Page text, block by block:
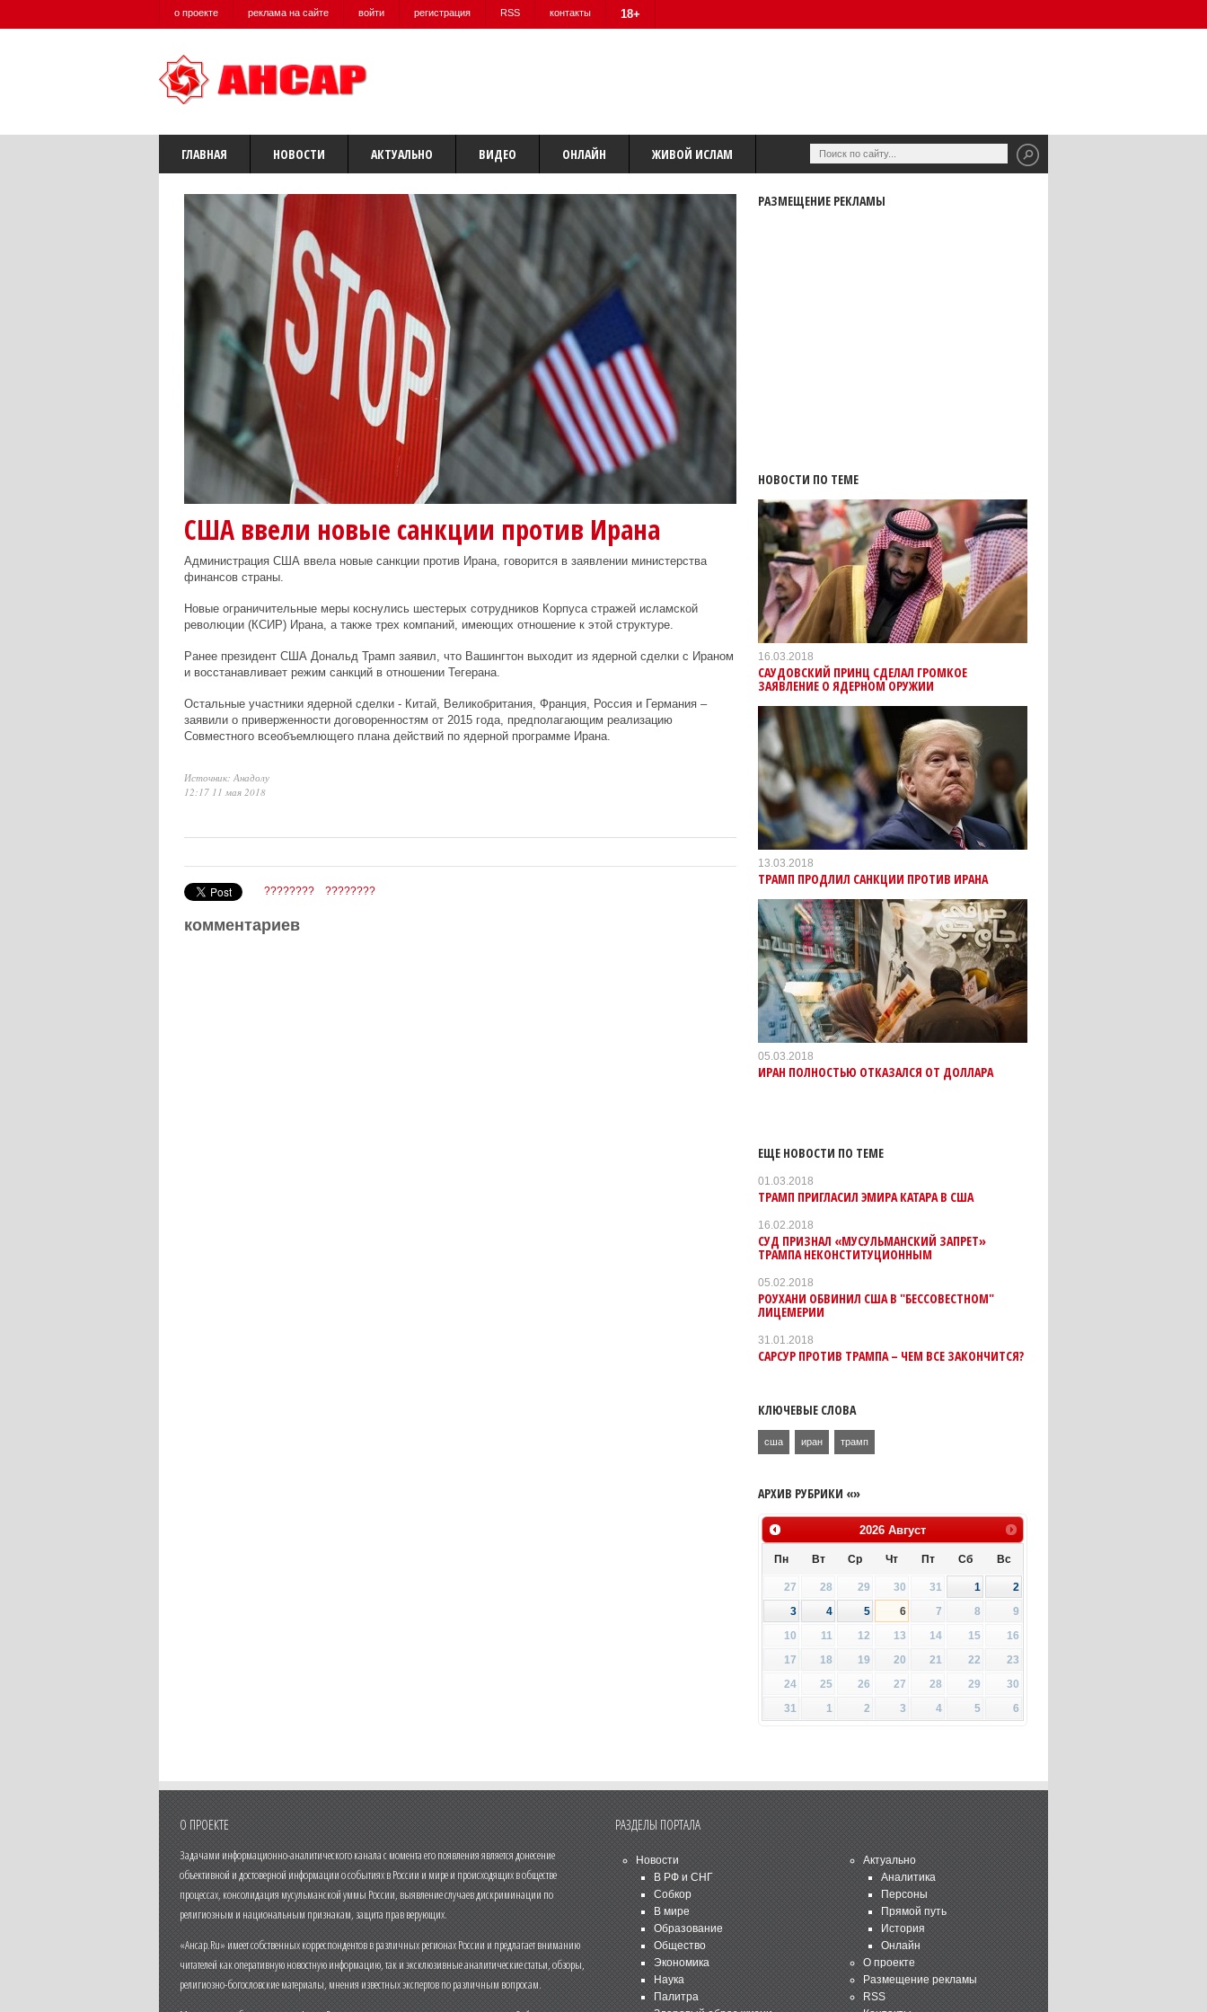
о проекте реклама на сайте войти регистрация RSS контакты 18+
ГЛАВНАЯ НОВОСТИ АКТУАЛЬНО ВИДЕО ОНЛАЙН ЖИВОЙ ИСЛАМ
США ввели новые санкции против Ирана
Администрация США ввела новые санкции против Ирана, говорится в заявлении министерства
финансов страны.
Новые ограничительные меры коснулись шестерых сотрудников Корпуса стражей исламской
революции (КСИР) Ирана, а также трех компаний, имеющих отношение к этой структуре.
Ранее президент США Дональд Трамп заявил, что Вашингтон выходит из ядерной сделки с Ираном
и восстанавливает режим санкций в отношении Тегерана.
Остальные участники ядерной сделки - Китай, Великобритания, Франция, Россия и Германия –
заявили о приверженности договоренностям от 2015 года, предполагающим реализацию
Совместного всеобъемлющего плана действий по ядерной программе Ирана.
Источник: Анадолу
12:17 11 мая 2018
???????? ????????
комментариев
РАЗМЕЩЕНИЕ РЕКЛАМЫ
НОВОСТИ ПО ТЕМЕ
16.03.2018
САУДОВСКИЙ ПРИНЦ СДЕЛАЛ ГРОМКОЕ
ЗАЯВЛЕНИЕ О ЯДЕРНОМ ОРУЖИИ
13.03.2018
ТРАМП ПРОДЛИЛ САНКЦИИ ПРОТИВ ИРАНА
05.03.2018
ИРАН ПОЛНОСТЬЮ ОТКАЗАЛСЯ ОТ ДОЛЛАРА
ЕЩЕ НОВОСТИ ПО ТЕМЕ
01.03.2018
ТРАМП ПРИГЛАСИЛ ЭМИРА КАТАРА В США
16.02.2018
СУД ПРИЗНАЛ «МУСУЛЬМАНСКИЙ ЗАПРЕТ»
ТРАМПА НЕКОНСТИТУЦИОННЫМ
05.02.2018
РОУХАНИ ОБВИНИЛ США В "БЕССОВЕСТНОМ"
ЛИЦЕМЕРИИ
31.01.2018
САРСУР ПРОТИВ ТРАМПА – ЧЕМ ВСЕ ЗАКОНЧИТСЯ?
КЛЮЧЕВЫЕ СЛОВА
сша иран трамп
АРХИВ РУБРИКИ «»
2026 Август
Пн Вт Ср Чт Пт Сб Вс
27 28 29 30 31 1
2
3
4 5 6 7 8
9
10
11 12 13 14 15
16
17
18 19 20 21 22
23
24
25 26 27 28 29
30
31
1 2 3 4 5 6
О ПРОЕКТЕ
Задачами информационно-аналитического канала с момента его появления является донесение
объективной и достоверной информации о событиях в России и мире и происходящих в обществе
процессах, консолидация мусульманской уммы России, выявление случаев дискриминации по
религиозным и национальным признакам, защита прав верующих.
«Ансар.Ru» имеет собственных корреспондентов в различных регионах России и предлагает вниманию
читателей как оперативную новостную информацию, так и эксклюзивные аналитические статьи, обзоры,
религиозно-богословские материалы, мнения известных экспертов по различным вопросам.
РАЗДЕЛЫ ПОРТАЛА
Новости
В РФ и СНГ
Собкор
В мире
Образование
Общество
Экономика
Наука
Палитра
Актуально
Аналитика
Персоны
Прямой путь
История
Онлайн
О проекте
Размещение рекламы
RSS